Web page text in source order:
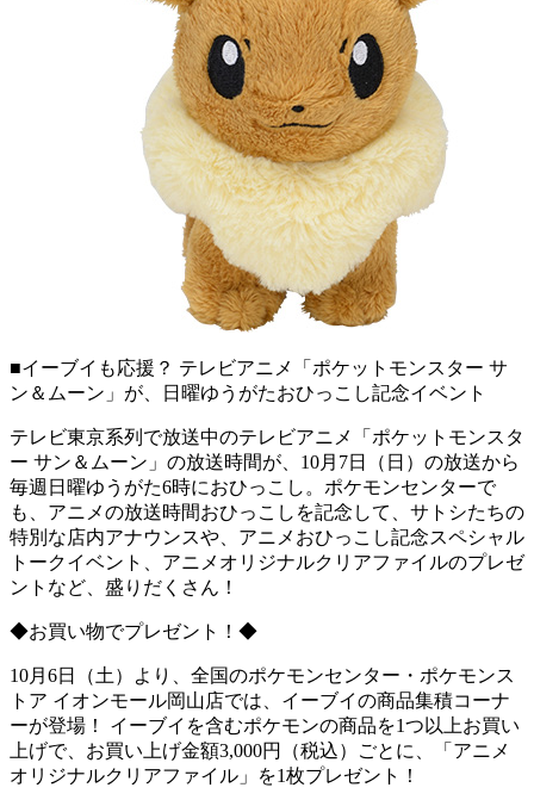
■イーブイも応援？ テレビアニメ「ポケットモンスター サ
ン＆ムーン」が、日曜ゆうがたおひっこし記念イベント
テレビ東京系列で放送中のテレビアニメ「ポケットモンスタ
ー サン＆ムーン」の放送時間が、10月7日（日）の放送から
毎週日曜ゆうがた6時におひっこし。ポケモンセンターで
も、アニメの放送時間おひっこしを記念して、サトシたちの
特別な店内アナウンスや、アニメおひっこし記念スペシャル
トークイベント、アニメオリジナルクリアファイルのプレゼ
ントなど、盛りだくさん！
◆お買い物でプレゼント！◆
10月6日（土）より、全国のポケモンセンター・ポケモンス
トア イオンモール岡山店では、イーブイの商品集積コーナ
ーが登場！ イーブイを含むポケモンの商品を1つ以上お買い
上げで、お買い上げ金額3,000円（税込）ごとに、「アニメ
オリジナルクリアファイル」を1枚プレゼント！